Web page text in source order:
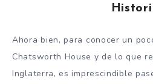
Ahora bien, para conocer un
Chatsworth House y de lo que
Inglaterra, es imprescindible